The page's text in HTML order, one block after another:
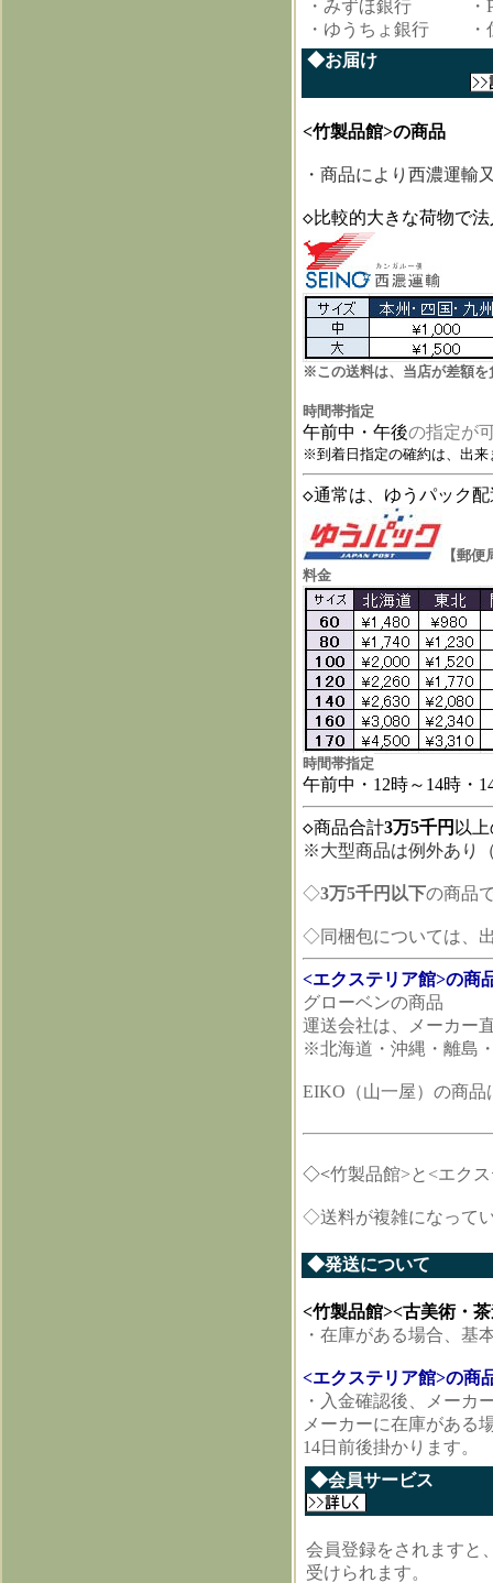
・みずほ銀行
・ゆうちょ銀行 ・
◆
<竹製品館>の商品
・商品により西濃運輸
◇比較的大きな荷物で
※この送料は、当店が差額を
時間帯指定
午前中・午後の指定が
※到着日指定の確約は、出
◇通常は、ゆうパック
【郵便
料金
時間帯指定
午前中・ 12時～ 14時・
◇商品合計3万5千円 以
※大型商品は例外あり
◇3万5千円以下の商品
◇同梱包については、
<エクステリア館>の商
グローベンの商品
運送会社は、メーカー
※北海道・沖縄・離島
EIKO（山一屋）の商
◇<竹製品館>と<エク
◇送料が複雑になって
◆発送について
<竹製品館><古美術・
・在庫がある場合、基
<エクステリア館>の商
・入金確認後、メーカ
メーカーに在庫がある
14日前後掛かります。
◆会員サ
会員登録をされますと
受けられます。